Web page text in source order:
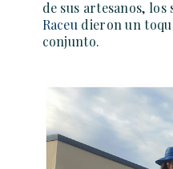
de sus artesanos,
Raceu dieron un
conjunto.